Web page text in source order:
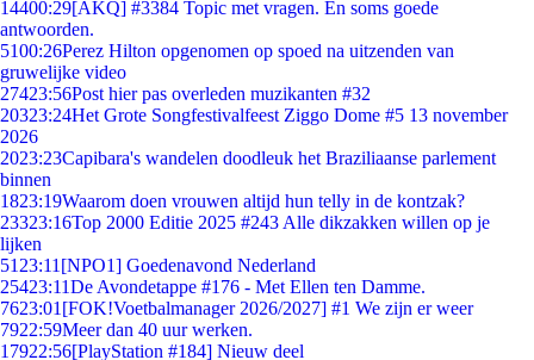
14400:29[AKQ] #3384 Topic met vragen. En soms goede
antwoorden.
5100:26Perez Hilton opgenomen op spoed na uitzenden van
gruwelijke video
27423:56Post hier pas overleden muzikanten #32
20323:24Het Grote Songfestivalfeest Ziggo Dome #5 13 november
2026
2023:23Capibara's wandelen doodleuk het Braziliaanse parlement
binnen
1823:19Waarom doen vrouwen altijd hun telly in de kontzak?
23323:16Top 2000 Editie 2025 #243 Alle dikzakken willen op je
lijken
51 23:11 [NPO1] Goedenavond Nederland
25423:11De Avondetappe #176 - Met Ellen ten Damme.
7623:01 [FOK!Voetbalmanager 2026/2027] #1 We zijn er weer
7922:59Meer dan 40 uur werken.
17922:56[PlayStation #184] Nieuw deel